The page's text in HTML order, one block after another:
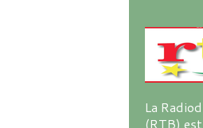
La
(RTB)